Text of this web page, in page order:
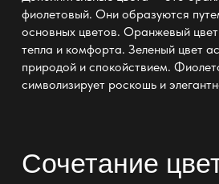
фиолетовый. Они образуются
основных цветов. Оранжевый
тепла и комфорта. Зеленый цвет
природой и спокойствием.
символизирует роскошь и
Сочетание